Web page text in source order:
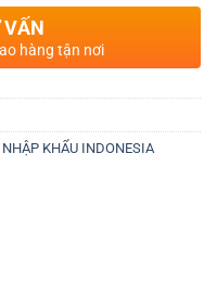
VẤN
hàng tận nơi
NHẬP KHẨU INDONESIA